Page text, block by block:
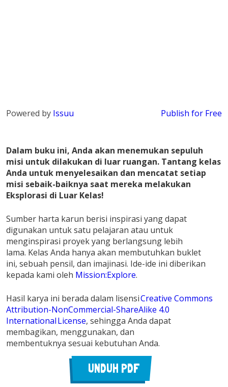
Powered by Issuu Publish for Free
Dalam buku ini, Anda akan menemukan sepuluh
misi untuk dilakukan di luar ruangan. Tantang kelas
Anda untuk menyelesaikan dan mencatat setiap
misi sebaik-baiknya saat mereka melakukan
Eksplorasi di Luar Kelas!
Sumber harta karun berisi inspirasi yang dapat
digunakan untuk satu pelajaran atau untuk
menginspirasi proyek yang berlangsung lebih
lama. Kelas Anda hanya akan membutuhkan buklet
ini, sebuah pensil, dan imajinasi. Ide-ide ini diberikan
kepada kami oleh Mission:Explore.
Hasil karya ini berada dalam lisensiCreative Commons
Attribution-NonCommercial-ShareAlike 4.0
International License, sehingga Anda dapat
membagikan, menggunakan, dan
membentuknya sesuai kebutuhan Anda.
UNDUH PDF